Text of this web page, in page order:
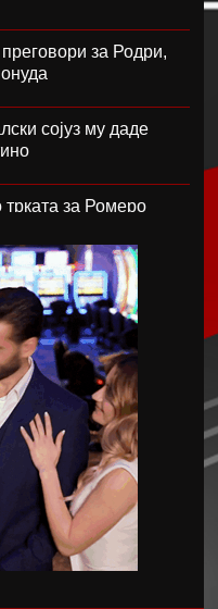
за Родри,
сојуз му даде
за Ромеро
фудбалер на
Скопје со
во календарот на
договорот со Реал